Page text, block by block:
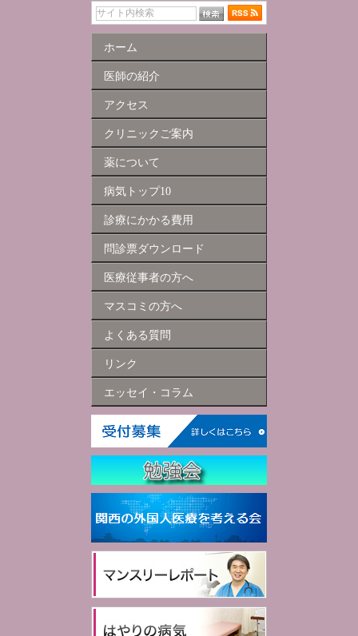
ホーム
医師の紹介
アクセス
クリニックご案内
薬について
病気トップ10
診療にかかる費用
問診票ダウンロード
医療従事者の方へ
マスコミの方へ
よくある質問
リンク
エッセイ・コラム